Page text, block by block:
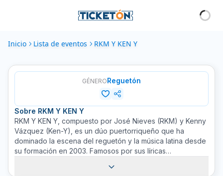
Inicio Lista de eventos RKM Y KEN Y
GÉNEROReguetón
Sobre RKM Y KEN Y
RKM Y KEN Y, compuesto por José Nieves (RKM) y Kenny
Vázquez (Ken-Y), es un dúo puertorriqueño que ha
dominado la escena del reguetón y la música latina desde
su formación en 2003. Famosos por sus líricas
ritmo impactante del reguetón con las baladas románticas